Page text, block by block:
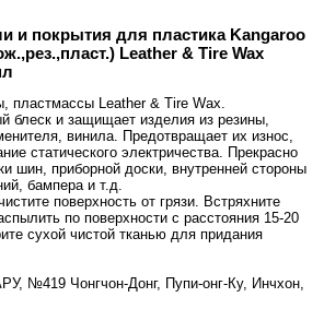
и покрытия для пластика Kangaroo
Leather & Tire Wax
пластмассы Leather & Tire Wax.
блеск и защищает изделия из резины,
винила. Предотвращает их износ,
статического электричества. Прекрасно
шин, приборной доски, внутренней стороны
бампера и т.д.
поверхность от грязи. Встряхните
по поверхности с расстояния 15-20
сухой чистой тканью для придания
№419 Чонгчон-Донг, Пупи-онг-Ку, Инчхон,